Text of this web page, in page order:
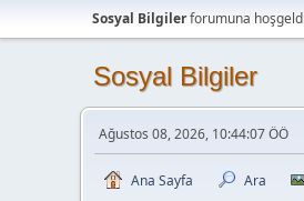
Sosyal Bilgilerforumuna
Sosyal Bilgiler
Ağustos 08, 2026, 10:44:07 ÖÖ
Ana Sayfa Ara